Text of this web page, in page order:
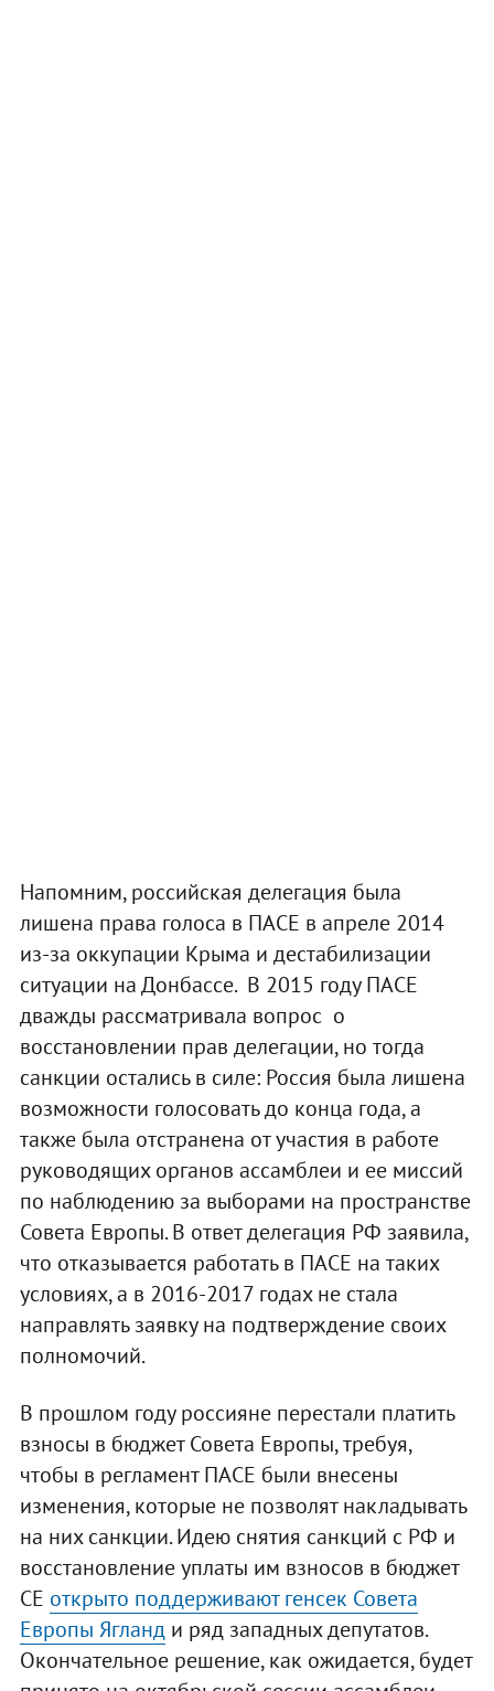
Напомним, российская делегация была
лишена права голоса в ПАСЕ в апреле 2014
из-за оккупации Крыма и дестабилизации
ситуации на Донбассе. В 2015 году ПАСЕ
дважды рассматривала вопрос о
восстановлении прав делегации, но тогда
санкции остались в силе: Россия была лишена
возможности голосовать до конца года, а
также была отстранена от участия в работе
руководящих органов ассамблеи и ее миссий
по наблюдению за выборами на пространстве
Совета Европы. В ответ делегация РФ заявила,
что отказывается работать в ПАСЕ на таких
условиях, а в 2016-2017 годах не стала
направлять заявку на подтверждение своих
полномочий.
В прошлом году россияне перестали платить
взносы в бюджет Совета Европы, требуя,
чтобы в регламент ПАСЕ были внесены
изменения, которые не позволят накладывать
на них санкции. Идею снятия санкций с РФ и
восстановление уплаты им взносов в бюджет
СЕ открыто поддерживают генсек Совета
Европы Ягланди ряд западных депутатов.
Окончательное решение, как ожидается, будет